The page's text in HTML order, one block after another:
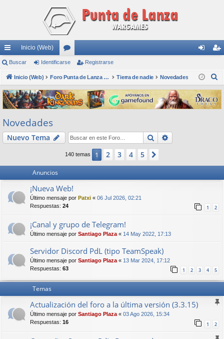
nl
ac
es
rá
pi
do
Inicio (Web)
or
os nti
fic
ar
ist
ra
rs
Buscar Identificarse Registrarse
Inicio (Web) Foro Punta de Lanza Wargames Tierra de nadie Novedades
s
c
Novedades
Nuevo Tema Buscar
140 temas 1 2 3 4 5
Anuncios
¡Nueva Web!
Último mensaje por Patxi « 06 Jul 2026, 02:21
Respuestas: 24 1 2
¡Canal y grupo de Telegram!
Último mensaje por Santiago Plaza « 14 May 2022, 17:13
Servidor Discord PdL (tipo TeamSpeak)
Último mensaje por Santiago Plaza « 13 Mar 2024, 17:12
Respuestas: 63 1 2 3 4 5
Temas
Actualización del foro a la última versión (3.3.15)
Último mensaje por Santiago Plaza« 03 Ago 2026, 15:34
Respuestas: 16 1 2